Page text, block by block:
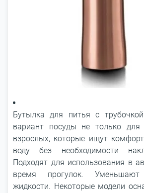
Бутылка для питья с
вариант посуды не только
взрослых, которые ищут
воду без необходимости
Подходят для использования в
время прогулок.
жидкости. Некоторые модели